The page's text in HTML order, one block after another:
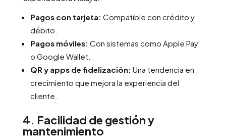
Pagos con tarjeta: Compatible con crédito y
débito.
Pagos móviles: Con sistemas como Apple Pay
o Google Wallet.
QR y apps de fidelización: Una tendencia en
crecimiento que mejora la experiencia del
cliente.
4. Facilidad de gestión y
mantenimiento